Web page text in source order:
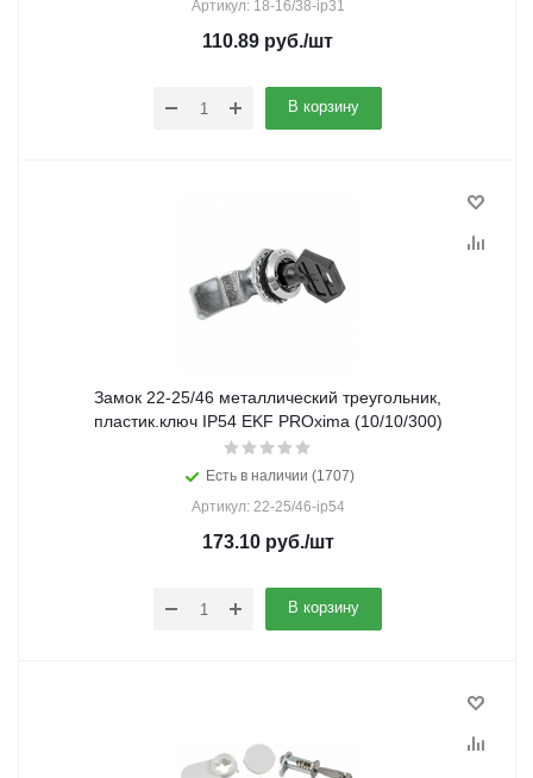
Артикул: 18-16/38-ip31
110.89 руб./шт
В корзину
Замок 22-25/46 металлический треугольник,
пластик.ключ IP54 EKF PROxima (10/10/300)
Есть в наличии (1707)
Артикул: 22-25/46-ip54
173.10руб./шт
В корзину